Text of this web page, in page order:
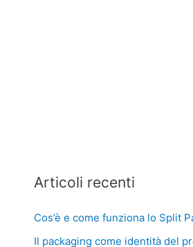
Articoli recenti
Cos’è e come funziona lo Split
Il packaging come identità del